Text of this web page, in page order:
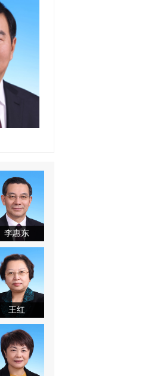
李惠东
王红